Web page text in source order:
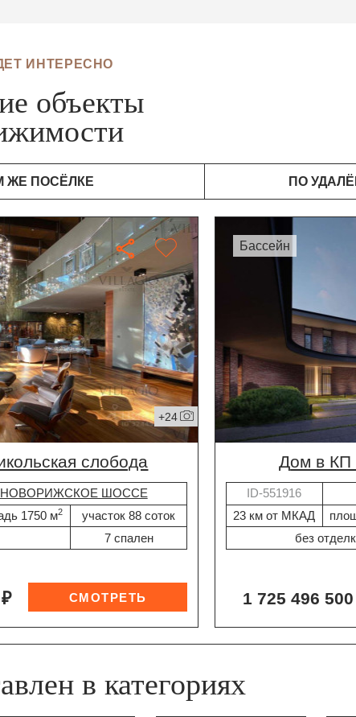
ИНТЕРЕСНО
объекты
ЖЕ ПОСЁЛКЕ ПО
+24
слобода
НОВОРИЖСКОЕ ШОССЕ
1750 м2
участок 88 соток
7 спален
бассейн
дом в
ID-551916
23 км от МКАД
без
1 725 496
в категориях